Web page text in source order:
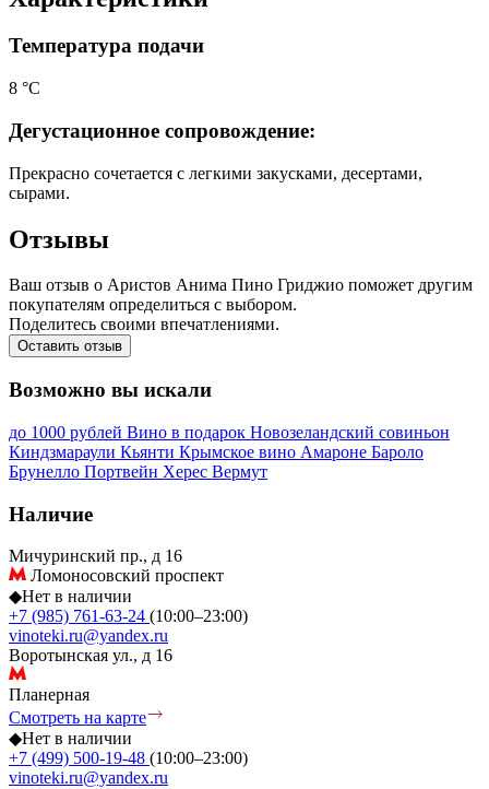
Температура подачи
8 °С
Дегустационное сопровождение:
Прекрасно сочетается с легкими закусками, десертами,
сырами.
Отзывы
Ваш отзыв о Аристов Анима Пино Гриджио поможет другим
покупателям определиться с выбором.
Поделитесь своими впечатлениями.
Оставить отзыв
Возможно вы искали
до 1000 рублей Вино в подарок Новозеландский совиньон
Киндзмараули Кьянти Крымское вино Амароне Бароло
Брунелло Портвейн Херес Вермут
Наличие
Мичуринский пр., д 16
Ломоносовский проспект
◆Нет в наличии
+7 (985) 761-63-24 (10:00–23:00)
vinoteki.ru@yandex.ru
Воротынская ул., д 16
Планерная
Смотреть на карте
◆Нет в наличии
+7 (499) 500-19-48 (10:00–23:00)
vinoteki.ru@yandex.ru